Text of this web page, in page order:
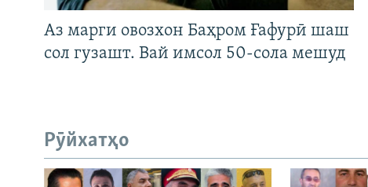
Аз марги овозхон Баҳром Ғафурӣ шаш
сол гузашт. Вай имсол 50-сола мешуд
Рӯйхатҳо